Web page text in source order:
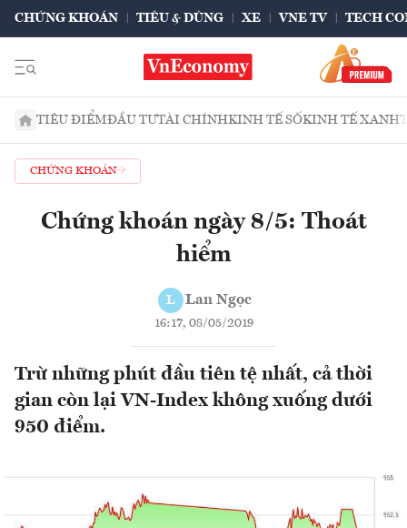
CHỨNG KHOÁN TIÊU & DÙNG XE VNE TV TECH
TIÊU ĐIỂMĐẦU TƯTÀI CHÍNHKINH TẾ SỐKINH TẾ XANH
CHỨNG KHOÁN
Chứng khoán ngày 8/5: Thoát
hiểm
L Lan Ngọc
16:17, 08/05/2019
Trừ những phút đầu tiên tệ nhất, cả thời
gian còn lại VN-Index không xuống dưới
950 điểm.